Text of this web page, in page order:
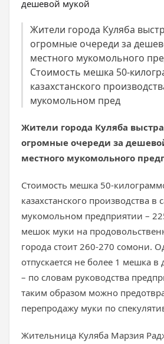
Жители города Куляба
огромные очереди за
местного мукомольного
Стоимость мешка 50-
казахстанского
мукомольном пред
Жители города Куляба
огромные очереди за
местного мукомольного
Стоимость мешка 50-
казахстанского производства в
мукомольном предприятии –
мешок муки на
города стоит 260-270 сомони.
отпускается не более 1 мешка
– по словам руководства
таким образом можно
перепродажу муки по
Жительница Куляба Марзия